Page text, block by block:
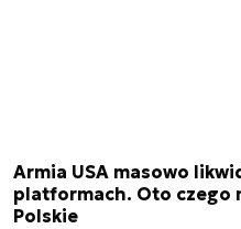
Armia USA masowo
platformach. Oto czego
Polskie